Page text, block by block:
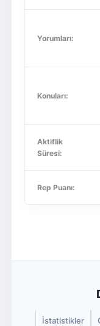
Yorumları:
Konuları:
Aktiflik
Süresi:
Rep Puanı:
İstatistikler